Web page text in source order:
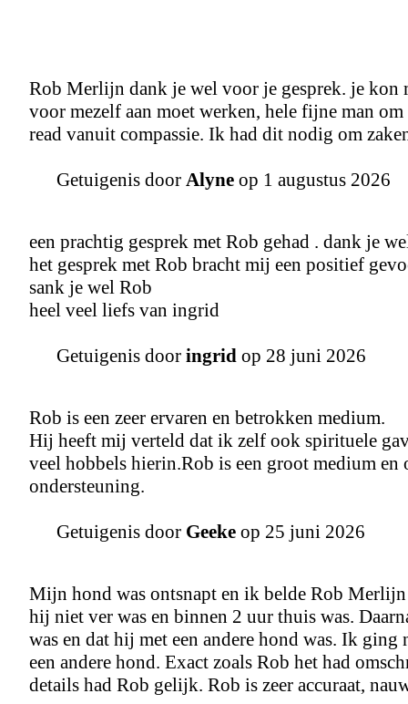
Rob Merlijn dank je wel voor je gesprek. je kon
voor mezelf aan moet werken, hele fijne man
read vanuit compassie. Ik had dit nodig om
Getuigenis door Alyne op 1 augustus 2026
een prachtig gesprek met Rob gehad . dank je
het gesprek met Rob bracht mij een positief
sank je wel Rob
heel veel liefs van ingrid
Getuigenis door ingrid op 28 juni 2026
Rob is een zeer ervaren en betrokken medium.
Hij heeft mij verteld dat ik zelf ook spirituele
veel hobbels hierin.Rob is een groot medium
ondersteuning.
Getuigenis door Geeke op 25 juni 2026
Mijn hond was ontsnapt en ik belde Rob
hij niet ver was en binnen 2 uur thuis was.
was en dat hij met een andere hond was. Ik
een andere hond. Exact zoals Rob het had
details had Rob gelijk. Rob is zeer accuraat,